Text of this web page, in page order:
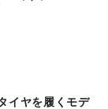
イヤを履くモデ